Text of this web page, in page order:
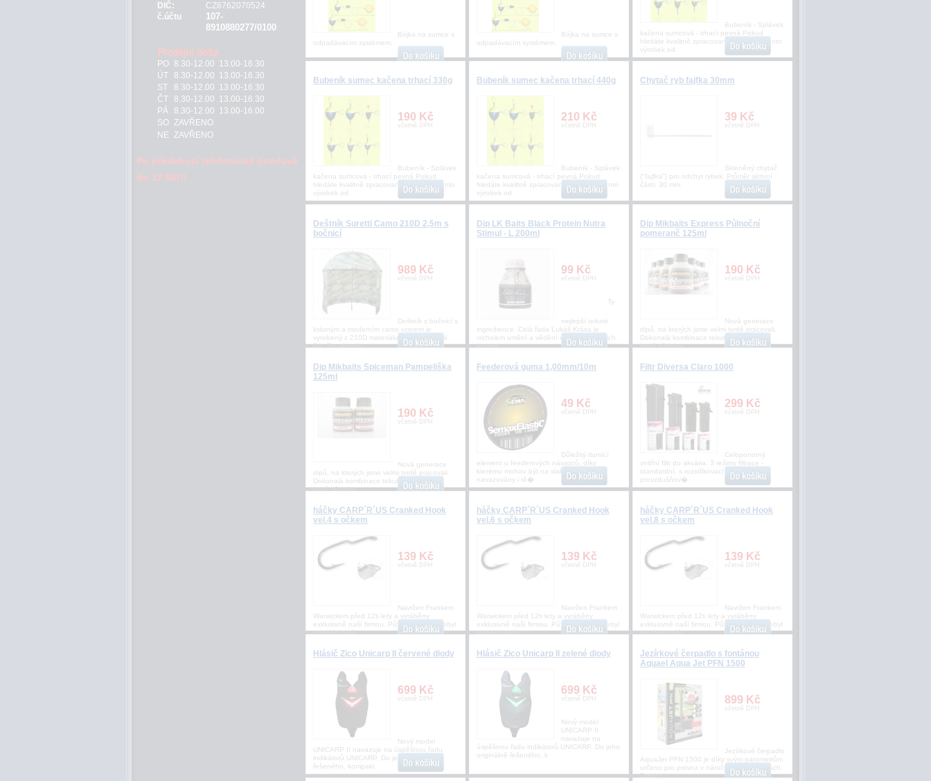
Bójka na sumce s
odpadávacím systémem.
Bójka na sumce s
odpadávacím systémem.
Bubeník - Splávek
kačena sumcová - trhací pevná Pokud
hledáte kvalitně zpracovaný splávek je tento
výrobek od
Bubeník sumec kačena trhací 330g
190 Kč
včetně DPH
Bubeník - Splávek
kačena sumcová - trhací pevná Pokud
hledáte kvalitně zpracovaný splávek je tento
výrobek od
Bubeník sumec kačena trhací 440g
210 Kč
včetně DPH
Bubeník - Splávek
kačena sumcová - trhací pevná Pokud
hledáte kvalitně zpracovaný splávek je tento
výrobek od
Chytač ryb fajfka 30mm
39 Kč
včetně DPH
Skleněný chytač
("fajfka") pro odchyt rybek. Průměr aktivní
části: 30 mm
Deštník Suretti Camo 210D 2,5m s
bočnicí
989 Kč
včetně DPH
Deštník s bočnicí s
krásným a moderním camo vzorem je
vyrobený z 210D materiálu s podlepenými
švy. Po obvodu
Dip LK Baits Black Protein Nutra
Stimul - L 200ml
99 Kč
včetně DPH
Ty
nejlepší tekuté
ingredience. Celá řada Lukáš Krása je
vrcholem umění a vědění o kaprech a jejich
vztahu
Dip Mikbaits Express Půlnoční
pomeranč 125ml
190 Kč
včetně DPH
Nová generace
dipů, na kterých jsme velmi tvrdě pracovali.
Dokonalá kombinace tekutých atraktorů,
která přemluv
Dip Mikbaits Spiceman Pampeliška
125ml
190 Kč
včetně DPH
Nová generace
dipů, na kterých jsme velmi tvrdě pracovali.
Dokonalá kombinace tekutých atraktorů,
která přemluv
Feederová guma 1,00mm/10m
49 Kč
včetně DPH
Důležitý tlumící
element u feederových návazců, díky
kterému mohou být na slabším vlasci
navazovány i tě�
Filtr Diversa Claro 1000
299 Kč
včetně DPH
Celoponorný
vnitřní filtr do akvária. 3 režimy filtrace -
standardní, s rozstřikovací rampou a s
provzdušňov�
háčky CARP´R´US Cranked Hook
vel.4 s očkem
139 Kč
včetně DPH
Navržen Frankem
Warwickem před 12ti lety a vyráběny
exklusivně naší firmou. Původní háček nebyl
vyroben sprá
háčky CARP´R´US Cranked Hook
vel.6 s očkem
139 Kč
včetně DPH
Navržen Frankem
Warwickem před 12ti lety a vyráběny
exklusivně naší firmou. Původní háček nebyl
vyroben sprá
háčky CARP´R´US Cranked Hook
vel.8 s očkem
139 Kč
včetně DPH
Navržen Frankem
Warwickem před 12ti lety a vyráběny
exklusivně naší firmou. Původní háček nebyl
vyroben sprá
Hlásič Zico Unicarp II červené diody
699 Kč
včetně DPH
Nový model
UNICARP II navazuje na úspěšnou řadu
indikátorů UNICARP. Do jeho originálně
řešeného, kompakt
Hlásič Zico Unicarp II zelené diody
699 Kč
včetně DPH
Nový model
UNICARP II
navazuje na
úspěšnou řadu indikátorů UNICARP. Do jeho
originálně řešeného, k
Jezírkové čerpadlo s fontánou
Aquael Aqua Jet PFN 1500
899 Kč
včetně DPH
Jezírkové čerpadlo
AquaJet PFN 1500 je díky svým parametrům
určeno pro provoz v náročných podmínkách.
Tomu j
DIČ:
CZ6762070524
č.účtu
107-
8910880277/0100
PO 8.30-12.00 13.00-16.30
ÚT
8.30-12.00 13.00-16.30
ST
8.30-12.00 13.00-16.30
ČT
8.30-12.00 13.00-16.30
PÁ
8.30-12.00 13.00-16.00
SO ZAVŘENO
NE ZAVŘENO
Po předchozí telefonické domluvě
do 17.00!!!